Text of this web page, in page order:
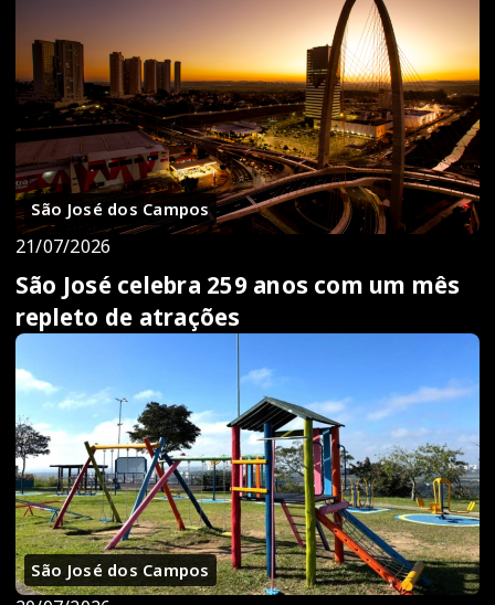
São José dos Campos
21/07/2026
São José celebra 259 anos com um mês
repleto de atrações
São José dos Campos